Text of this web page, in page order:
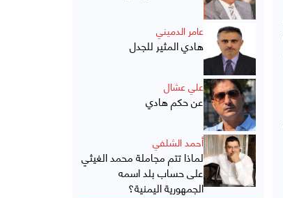
عامر الدميني
هادي المثير للجدل
علي عشال
عن حكم هادي
أحمد الشلفي
لماذا تتم مجاملة محمد الغيثي
على حساب بلد اسمه
الجمهورية اليمنية؟